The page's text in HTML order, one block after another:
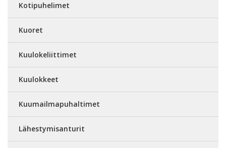
Kotipuhelimet
Kuoret
Kuulokeliittimet
Kuulokkeet
Kuumailmapuhaltimet
Lähestymisanturit